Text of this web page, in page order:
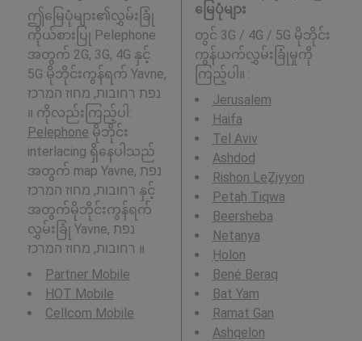
ဤမြေပုံများ၏လွှမ်းခြုံ
ကိုယ်စားပြု Pelephone
အတွက် 2G, 3G, 4G နှင့်
5G မိုဘိုင်းကွန်ရက် Yavne,
נפת רחובות, מחוז המרכז
။ ကိုလည်းကြည့်ပါ:
Pelephone မိုဘိုင်း
interlacing ရှိနေပါသည်
အတွက် map Yavne, נפת
רחובות, מחוז המרכז နှင့်
အတွက်မိုဘိုင်းကွန်ရက်
လွှမ်းခြုံ Yavne, נפת
רחובות, מחוז המרכז ။
Partner Mobile
HOT Mobile
Cellcom Mobile
မြေပုံများ
တွင် 3G / 4G / 5G မိုဘိုင်း
ကွန်ယက်လွှမ်းခြုံမှုကို
ကြည့်ပါ။ :
Jerusalem
Haifa
Tel Aviv
Ashdod
Rishon LeẔiyyon
Petaẖ Tiqwa
Beersheba
Netanya
H̱olon
Bené Beraq
Bat Yam
Ramat Gan
Ashqelon